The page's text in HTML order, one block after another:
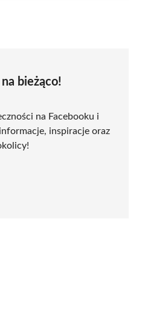
bieżąco!
na Facebooku i
inspiracje oraz